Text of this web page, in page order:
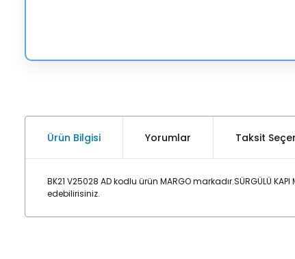
Ürün Bilgisi Yorumlar Taksit
BK21 V25028 AD kodlu ürün MARGO markadır.SÜRGÜLÜ
edebilirisiniz.